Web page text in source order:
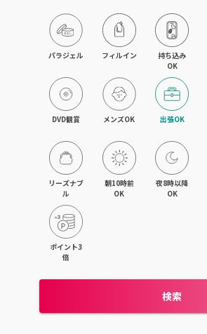
旭川・滝川
網走・北見
釧路・根室
帯広・十勝
北海道その他
パラジェル フィルイン
持ち込み
OK
DVD観賞 メンズOK 出張OK
リーズナブ
ル
朝10時前
OK
夜8時以降
OK
ポイント3
倍
検索